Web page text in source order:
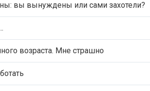
вы вынуждены или сами захотели?
возраста. Мне страшно